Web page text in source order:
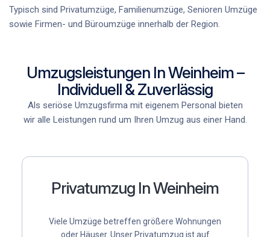
Typisch sind Privatumzüge, Familienumzüge, Senioren Umzüge
sowie Firmen- und Büroumzüge innerhalb der Region.
Umzugsleistungen In Weinheim –
Individuell & Zuverlässig
Als seriöse Umzugsfirma mit eigenem Personal bieten
wir alle Leistungen rund um Ihren Umzug aus einer Hand.
Privatumzug In Weinheim
Viele Umzüge betreffen größere Wohnungen
oder Häuser. Unser Privatumzug ist auf